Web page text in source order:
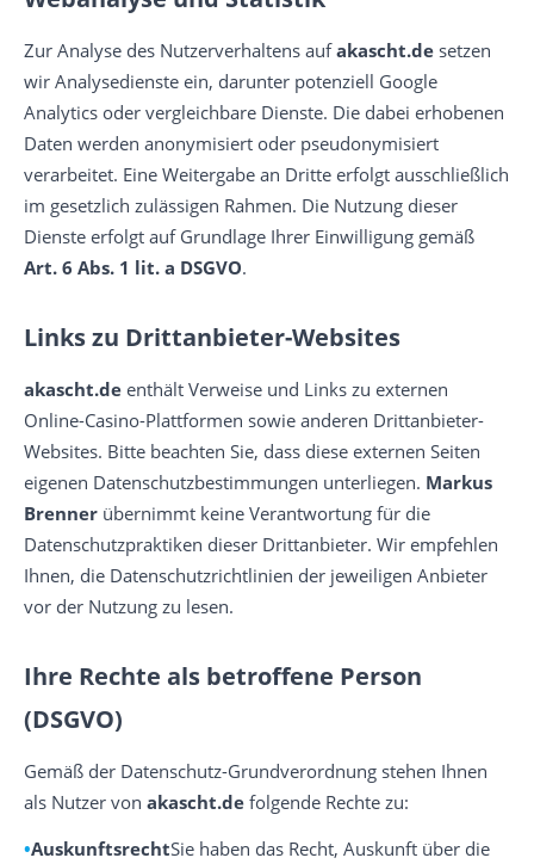
Zur Analyse des Nutzerverhaltens aufakascht.de setzen
wir Analysedienste ein, darunter potenziell Google
Analytics oder vergleichbare Dienste. Die dabei erhobenen
Daten werden anonymisiert oder pseudonymisiert
verarbeitet. Eine Weitergabe an Dritte erfolgt ausschließlich
im gesetzlich zulässigen Rahmen. Die Nutzung dieser
Dienste erfolgt auf Grundlage Ihrer Einwilligung gemäß
Art. 6 Abs. 1 lit. a DSGVO.
Links zu Drittanbieter-Websites
akascht.de enthält Verweise und Links zu externen
Online-Casino-Plattformen sowie anderen Drittanbieter-
Websites. Bitte beachten Sie, dass diese externen Seiten
eigenen Datenschutzbestimmungen unterliegen. Markus
Brenner übernimmt keine Verantwortung für die
Datenschutzpraktiken dieser Drittanbieter. Wir empfehlen
Ihnen, die Datenschutzrichtlinien der jeweiligen Anbieter
vor der Nutzung zu lesen.
Ihre Rechte als betroffene Person
(DSGVO)
Gemäß der Datenschutz-Grundverordnung stehen Ihnen
als Nutzer von akascht.de folgende Rechte zu:
AuskunftsrechtSie haben das Recht, Auskunft über die